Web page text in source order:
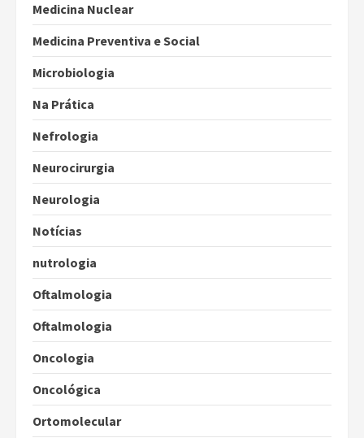
Medicina Nuclear
Medicina Preventiva e Social
Microbiologia
Na Prática
Nefrologia
Neurocirurgia
Neurologia
Notícias
nutrologia
Oftalmologia
Oftalmologia
Oncologia
Oncológica
Ortomolecular